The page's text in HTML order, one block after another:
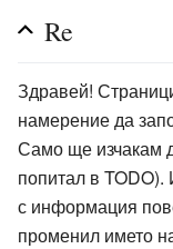
Re
Здравей!
намерение да
Само ще изчакам
попитал в
с информация
променил името